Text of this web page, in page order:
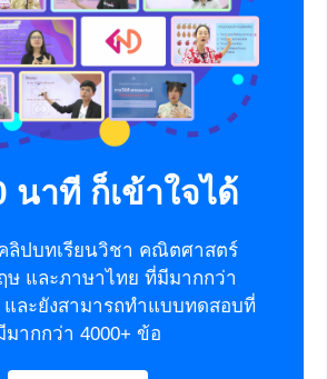
นาที ก็เข้าใจได้
ลิปบทเรียนวิชา คณิตศาสตร์
ษ และภาษาไทย ที่มีมากกว่า
และยังสามารถทำแบบทดสอบที่
มากกว่า 4000+ ข้อ